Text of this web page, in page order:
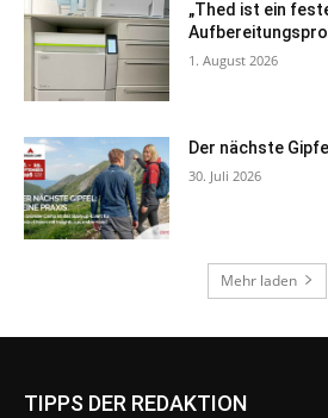
TIPPS DER REDAKTION